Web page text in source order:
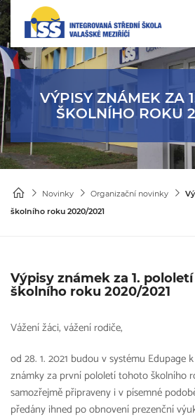
VÝPISY ZNÁMEK ZA
ŠKOLNÍHO ROKU
Novinky Organizační novinky
školního roku 2020/2021
Výpisy známek za 1. pololetí
školního roku 2020/2021
Vážení žáci, vážení rodiče,
od 28. 1. 2021 budou v systému Edupage
známky za první pololetí tohoto školního
samozřejmě připraveny i v písemné
předány ihned po obnovení prezenční